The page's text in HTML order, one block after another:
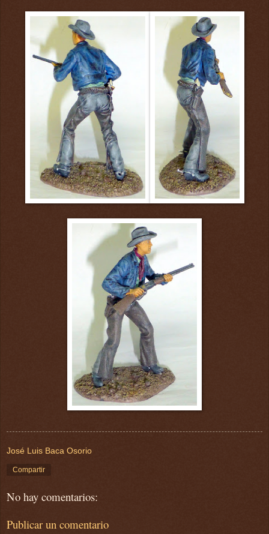
José Luis Baca Osorio
Compartir
No hay comentarios:
Publicar un comentario